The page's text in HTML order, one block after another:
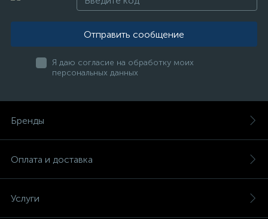
Отправить сообщение
Я даю согласие на обработку моих
персональных данных
Бренды
Оплата и доставка
Услуги